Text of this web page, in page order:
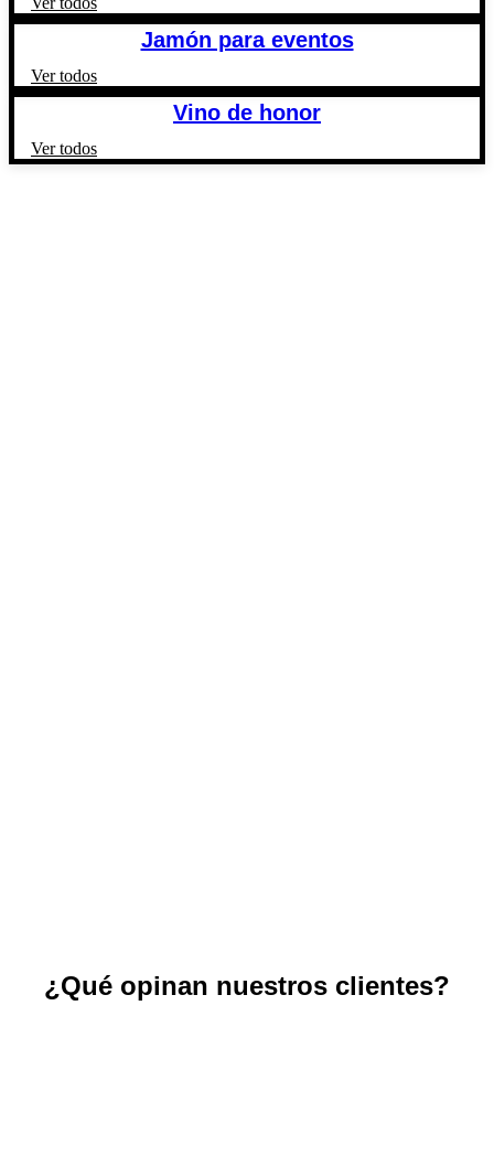
Jamón para eventos
Ver todos
Vino de honor
Ver todos
¿Qué opinan nuestros clientes?